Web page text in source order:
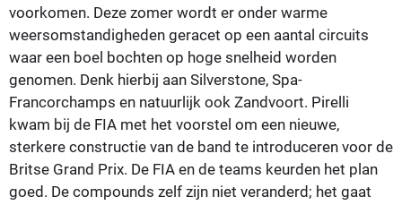
voorkomen. Deze zomer wordt er onder warme
weersomstandigheden geracet op een aantal circuits
waar een boel bochten op hoge snelheid worden
genomen. Denk hierbij aan Silverstone, Spa-
Francorchamps en natuurlijk ook Zandvoort. Pirelli
kwam bij de FIA met het voorstel om een nieuwe,
sterkere constructie van de band te introduceren voor de
Britse Grand Prix. De FIA en de teams keurden het plan
goed. De compounds zelf zijn niet veranderd; het gaat